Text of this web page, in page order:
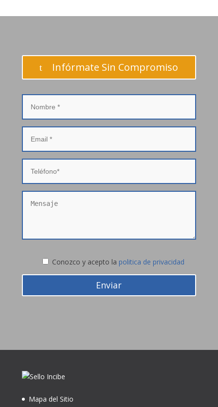
Infórmate Sin Compromiso
Conozco y acepto la politica de privacidad
Enviar
Mapa del Sitio